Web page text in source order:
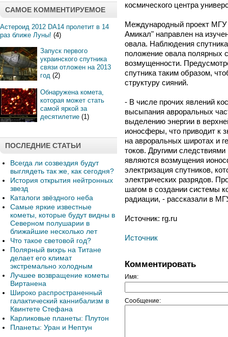
САМОЕ КОММЕНТИРУЕМОЕ
Астероид 2012 DA14 пролетит в 14
раз ближе Луны! (4)
Запуск первого
украинского спутника
связи отложен на 2013
год (2)
Обнаружена комета,
которая может стать
самой яркой за
десятилетие (1)
ПОСЛЕДНИЕ СТАТЬИ
Всегда ли созвездия будут
выглядеть так же, как сегодня?
История открытия нейтронных
звезд
Каталоги звёздного неба
Самые яркие известные
кометы, которые будут видны в
Северном полушарии в
ближайшие несколько лет
Что такое световой год?
Полярный вихрь на Титане
делает его климат
экстремально холодным
Лучшее возвращение кометы
Виртанена
Широко распространенный
галактический каннибализм в
Квинтете Стефана
Карликовые планеты: Плутон
Планеты: Уран и Нептун
космического центра
Международный проект МГУ
Амикал" направлен на
овала. Наблюдения
положение овала полярных
возмущенности.
спутника таким образом,
структуру сияний.
- В числе прочих явлений
высыпания авроральных
выделению энергии в
ионосферы, что приводит к
на авроральных широтах и
токов. Другими
являются возмущения
электризация спутников,
электрических разрядов.
шагом в создании системы
радиации, - рассказали в
Источник: rg.ru
Источник
Комментировать
Имя:
Сообщение: